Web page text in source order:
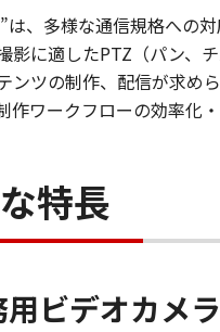
は、多様な通信規格への
影に適したPTZ（パン、
ンツの制作、配信が求め
作ワークフローの効率化
特長
用ビデオカメ